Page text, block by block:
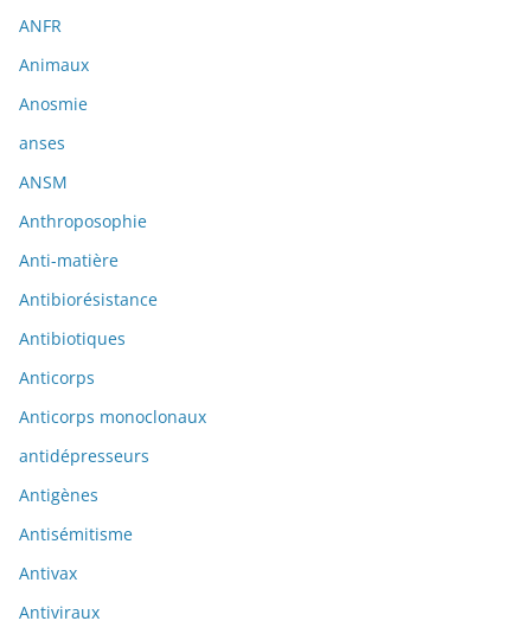
ANFR
Animaux
Anosmie
anses
ANSM
Anthroposophie
Anti-matière
Antibiorésistance
Antibiotiques
Anticorps
Anticorps monoclonaux
antidépresseurs
Antigènes
Antisémitisme
Antivax
Antiviraux